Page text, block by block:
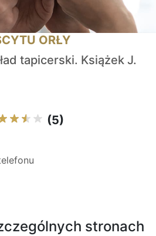
ORŁY
tapicerski. Książek J.
(5)
stronach